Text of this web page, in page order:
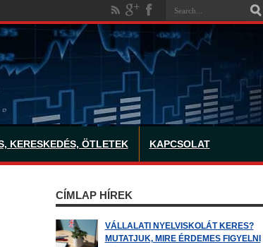
KERESKEDÉS, ÖTLETEK KAPCSOLAT
CÍMLAP HÍREK
VÁLLALATI NYELVISKOLÁT KERES?
MUTATJUK, MIRE ÉRDEMES FIGYELNI